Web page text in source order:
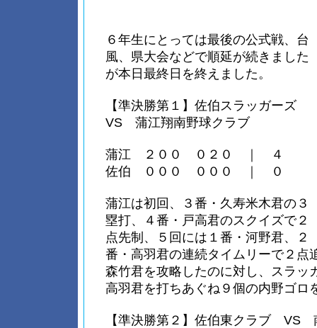
６年生にとっては最後の公式戦、台
風、県大会などで順延が続きました
が本日最終日を終えました。
【準決勝第１】佐伯スラッガーズ
VS 蒲江翔南野球クラブ
蒲江 ２００ ０２０ ｜ ４
佐伯 ０００ ０００ ｜ ０
蒲江は初回、３番・久寿米木君の３
塁打、４番・戸高君のスクイズで２
点先制、５回には１番・河野君、２
番・高羽君の連続タイムリーで２点
森竹君を攻略したのに対し、スラッ
高羽君を打ちあぐね９個の内野ゴロ
【準決勝第２】佐伯東クラブ VS